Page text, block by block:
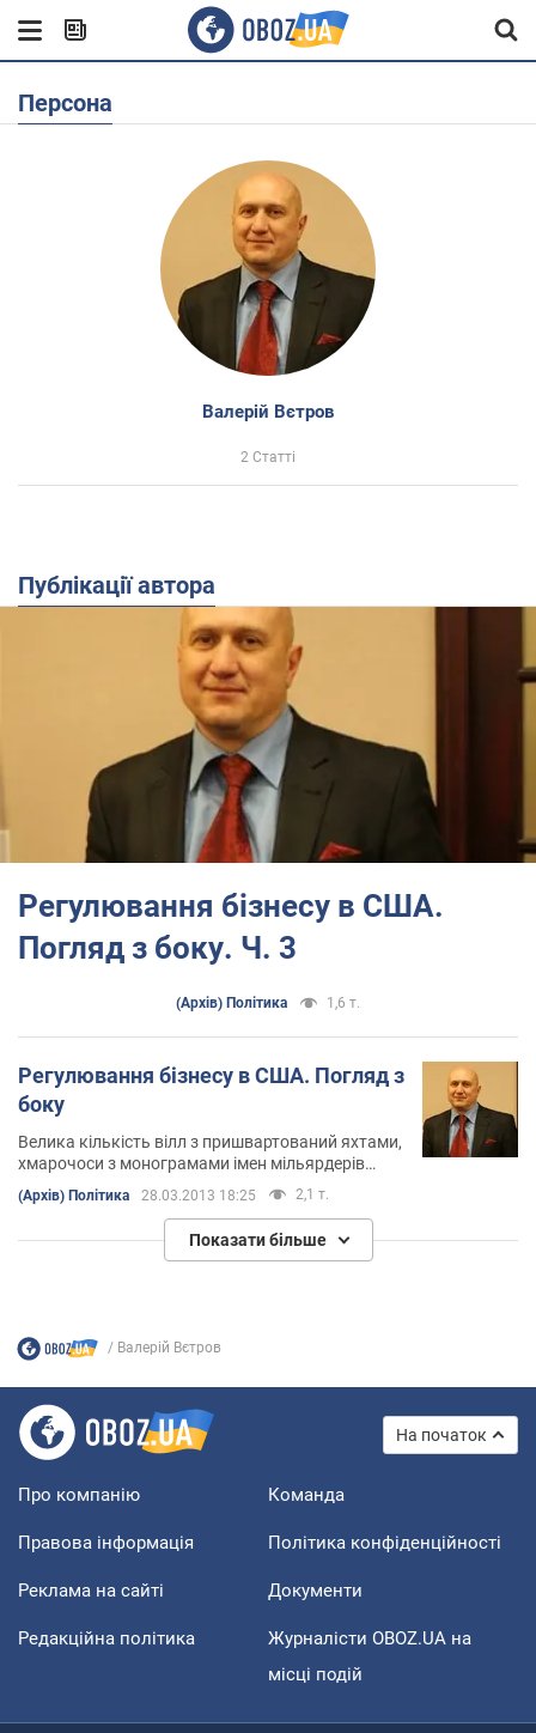
Персона
Валерій Вєтров
2 Статті
Публікації автора
Регулювання бізнесу в США.
Погляд з боку. Ч. 3
(Архів) Політика 1,6 т.
Регулювання бізнесу в США. Погляд з
боку
Велика кількість вілл з пришвартований яхтами,
хмарочоси з монограмами імен мільярдерів
прямо на пляжах свідчать про високий ступінь
привабливості Флориди для ведення бізнесу
(Архів) Політика 28.03.2013 18:25 2,1 т.
Показати більше
Валерій Вєтров
На початок
Про компанію Команда
Правова інформація Політика конфіденційності
Реклама на сайті Документи
Редакційна політика
Журналісти OBOZ.UA на
місці подій